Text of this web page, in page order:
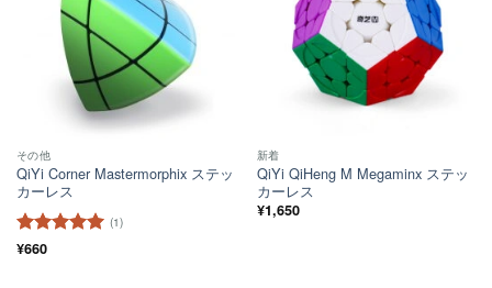
その他
QiYi Corner Mastermorphix ステッ
カーレス
5段階中
(1)
¥660
新着
QiYi QiHeng M Megaminx ステッ
カーレス
¥1,650